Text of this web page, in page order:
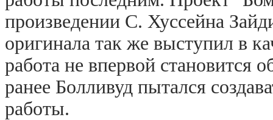
произведении С. Хуссейна
оригинала так же выступил в
работа не впервой становится
ранее Болливуд пытался
работы.